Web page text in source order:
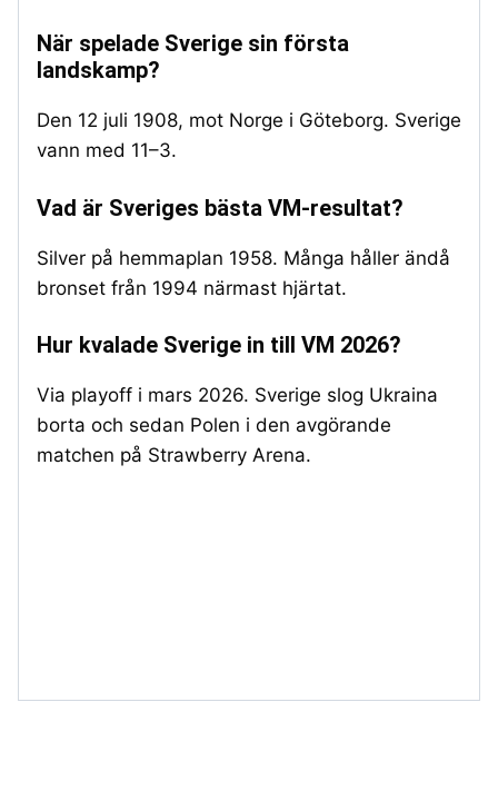
När spelade Sverige sin första
landskamp?
Den 12 juli 1908, mot Norge i Göteborg. Sverige
vann med 11–3.
Vad är Sveriges bästa VM-resultat?
Silver på hemmaplan 1958. Många håller ändå
bronset från 1994 närmast hjärtat.
Hur kvalade Sverige in till VM 2026?
Via playoff i mars 2026. Sverige slog Ukraina
borta och sedan Polen i den avgörande
matchen på Strawberry Arena.